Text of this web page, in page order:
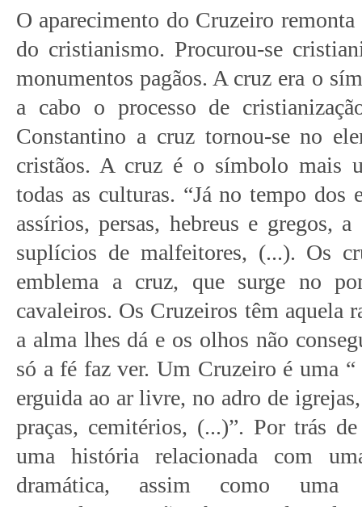
O aparecimento do Cruzeiro
do cristianismo. Procurou-se
monumentos pagãos. A cruz era o
a cabo o processo de
Constantino a cruz tornou-se no
cristãos. A cruz é o símbolo mais
todas as culturas. “Já no tempo dos
assírios, persas, hebreus e gregos,
suplícios de malfeitores, (...). Os
emblema a cruz, que surge no
cavaleiros. Os Cruzeiros têm aquela
a alma lhes dá e os olhos não
só a fé faz ver. Um Cruzeiro é uma “
erguida ao ar livre, no adro de
praças, cemitérios, (...)”. Por trás
uma história relacionada com
dramática, assim como uma